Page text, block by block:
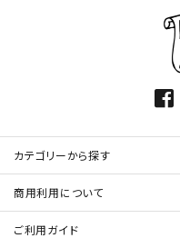
カテゴリーから探す
商用利用について
ご利用ガイド